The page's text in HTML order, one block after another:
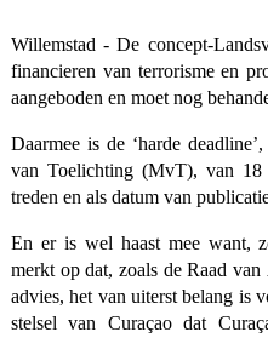
Willemstad - De concept-
financieren van terrorisme en
aangeboden en moet nog
Daarmee is de ‘harde
van Toelichting (MvT), van
treden en als datum van
En er is wel haast mee want,
merkt op dat, zoals de Raad
advies, het van uiterst belang is
stelsel van Curaçao dat